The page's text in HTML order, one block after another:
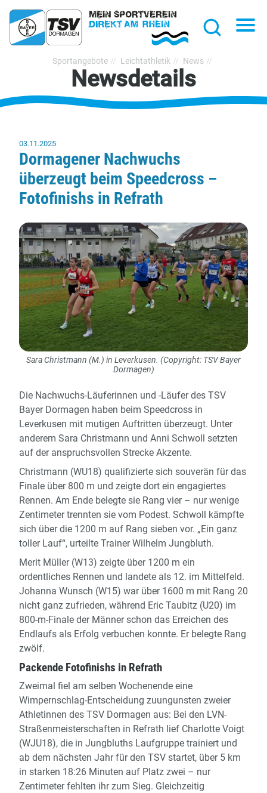
TSV
Dormagen
1920
Sportangebote Leichtathletik News
Newsdetails
03.11.2025
Dormagener Nachwuchs
überzeugt beim Speedcross –
Fotofinishs in Refrath
Sara Christmann (M.) in Leverkusen. (Copyright: TSV Bayer
Dormagen)
Die Nachwuchs-Läuferinnen und -Läufer des TSV
Bayer Dormagen haben beim Speedcross in
Leverkusen mit mutigen Auftritten überzeugt. Unter
anderem Sara Christmann und Anni Schwoll setzten
auf der anspruchsvollen Strecke Akzente.
Christmann (WU18) qualifizierte sich souverän für das
Finale über 800 m und zeigte dort ein engagiertes
Rennen. Am Ende belegte sie Rang vier – nur wenige
Zentimeter trennten sie vom Podest. Schwoll kämpfte
sich über die 1200 m auf Rang sieben vor. „Ein ganz
toller Lauf“, urteilte Trainer Wilhelm Jungbluth.
Merit Müller (W13) zeigte über 1200 m ein
ordentliches Rennen und landete als 12. im Mittelfeld.
Johanna Wunsch (W15) war über 1600 m mit Rang 20
nicht ganz zufrieden, während Eric Taubitz (U20) im
800-m-Finale der Männer schon das Erreichen des
Endlaufs als Erfolg verbuchen konnte. Er belegte Rang
zwölf.
Packende Fotofinishs in Refrath
Zweimal fiel am selben Wochenende eine
Wimpernschlag-Entscheidung zuungunsten zweier
Athletinnen des TSV Dormagen aus: Bei den LVN-
Straßenmeisterschaften in Refrath lief Charlotte Voigt
(WJU18), die in Jungbluths Laufgruppe trainiert und
ab dem nächsten Jahr für den TSV startet, über 5 km
in starken 18:26 Minuten auf Platz zwei – nur
Zentimeter fehlten ihr zum Sieg. Gleichzeitig